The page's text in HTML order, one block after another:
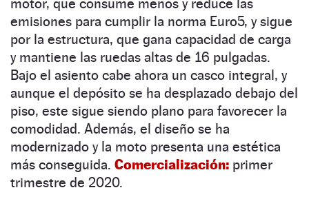
motor, que consume menos y reduce las
emisiones para cumplir la norma Euro5, y sigue
por la estructura, que gana capacidad de carga
y mantiene las ruedas altas de 16 pulgadas.
Bajo el asiento cabe ahora un casco integral, y
aunque el depósito se ha desplazado debajo del
piso, este sigue siendo plano para favorecer la
comodidad. Además, el diseño se ha
modernizado y la moto presenta una estética
más conseguida. Comercialización: primer
trimestre de 2020.